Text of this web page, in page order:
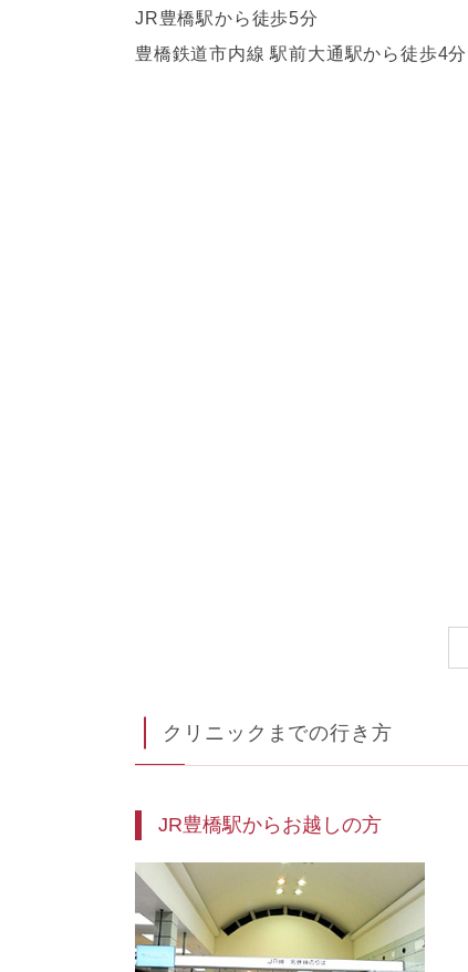
JR豊橋駅から徒歩5分
豊橋鉄道市内線 駅前大通駅から徒歩4分
クリニックまでの行き方
JR豊橋駅からお越しの方